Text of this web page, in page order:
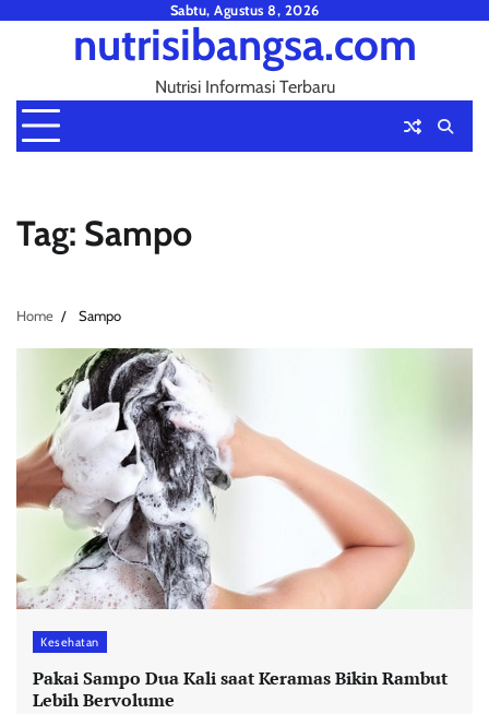
Sabtu, Agustus 8, 2026
nutrisibangsa.com
Nutrisi Informasi Terbaru
Tag: Sampo
Home Sampo
Kesehatan
Pakai Sampo Dua Kali saat Keramas Bikin Rambut
Lebih Bervolume